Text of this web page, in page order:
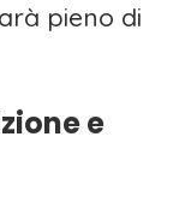
pieno di
e